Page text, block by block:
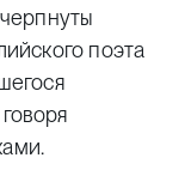
поэта